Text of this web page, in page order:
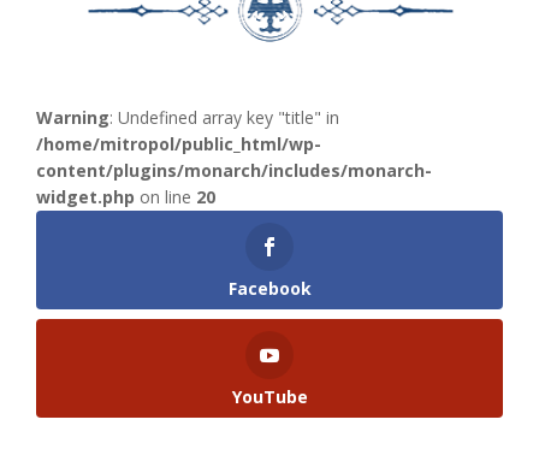
Warning: Undefined array key "title" in
/home/mitropol/public_html/wp-
content/plugins/monarch/includes/monarch-
widget.php on line 20
Facebook
YouTube